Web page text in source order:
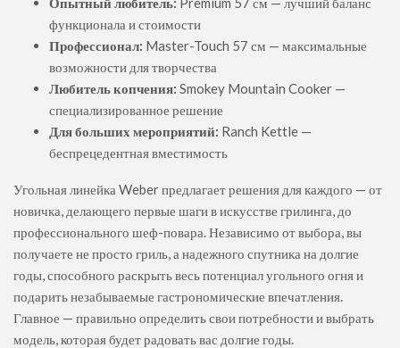
функционала и стоимости
Профессионал: Master-Touch 57 см — максимальные
возможности для творчества
Любитель копчения: Smokey Mountain Cooker —
специализированное решение
Для больших мероприятий: Ranch Kettle —
беспрецедентная вместимость
Угольная линейка Weber предлагает решения для каждого — от
новичка, делающего первые шаги в искусстве грилинга, до
профессионального шеф-повара. Независимо от выбора, вы
получаете не просто гриль, а надежного спутника на долгие
годы, способного раскрыть весь потенциал угольного огня и
подарить незабываемые гастрономические впечатления.
Главное — правильно определить свои потребности и выбрать
модель, которая будет радовать вас долгие годы.